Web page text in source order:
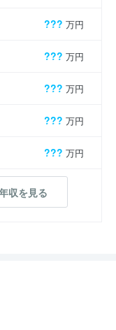
??? 万円
??? 万円
??? 万円
??? 万円
??? 万円
収を見る